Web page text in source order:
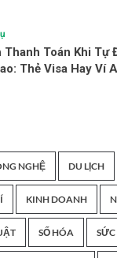
Thanh Toán Khi Tự
Thẻ Visa Hay Ví
NGHỆ DU LỊCH
KINH DOANH
SỐ HÓA